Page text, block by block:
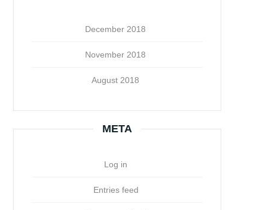
December 2018
November 2018
August 2018
META
Log in
Entries feed